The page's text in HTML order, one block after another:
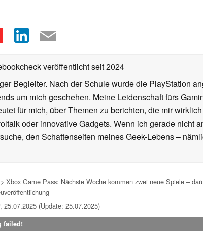
veröffentlichtseit 2024
Begleiter. Nach der Schule wurde die PlayStation
um mich geschehen. Meine Leidenschaft fürs
für mich, über Themen zu berichten, die mir
oder innovative Gadgets. Wenn ich gerade nicht
den Schattenseiten meines Geek-Lebens –
Xbox Game Pass: Nächste Woche kommen zwei neue Spiele –
25.07.2025 (Update: 25.07.2025)
failed!